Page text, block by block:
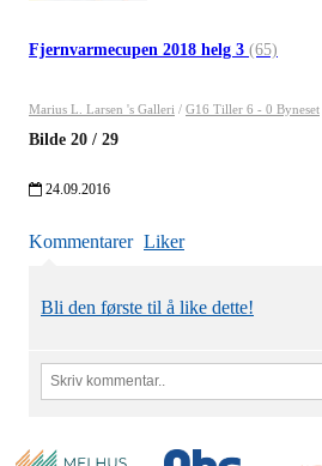
Fjernvarmecupen 2018 helg 3 (65)
Marius L. Larsen 's Galleri / G16 Tiller 6 - 0 Byneset
Bilde 20 / 29
24.09.2016
Kommentarer Liker
Bli den første til å like dette!